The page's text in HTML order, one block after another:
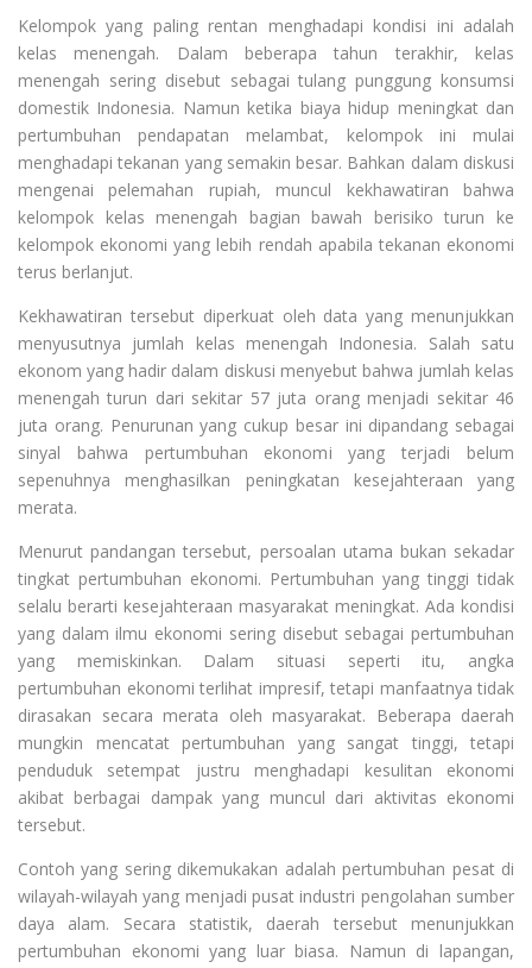
Kelompok yang paling rentan menghadapi kondisi ini adalah
kelas menengah. Dalam beberapa tahun terakhir, kelas
menengah sering disebut sebagai tulang punggung konsumsi
domestik Indonesia. Namun ketika biaya hidup meningkat dan
pertumbuhan pendapatan melambat, kelompok ini mulai
menghadapi tekanan yang semakin besar. Bahkan dalam diskusi
mengenai pelemahan rupiah, muncul kekhawatiran bahwa
kelompok kelas menengah bagian bawah berisiko turun ke
kelompok ekonomi yang lebih rendah apabila tekanan ekonomi
terus berlanjut.
Kekhawatiran tersebut diperkuat oleh data yang menunjukkan
menyusutnya jumlah kelas menengah Indonesia. Salah satu
ekonom yang hadir dalam diskusi menyebut bahwa jumlah kelas
menengah turun dari sekitar 57 juta orang menjadi sekitar 46
juta orang. Penurunan yang cukup besar ini dipandang sebagai
sinyal bahwa pertumbuhan ekonomi yang terjadi belum
sepenuhnya menghasilkan peningkatan kesejahteraan yang
merata.
Menurut pandangan tersebut, persoalan utama bukan sekadar
tingkat pertumbuhan ekonomi. Pertumbuhan yang tinggi tidak
selalu berarti kesejahteraan masyarakat meningkat. Ada kondisi
yang dalam ilmu ekonomi sering disebut sebagai pertumbuhan
yang memiskinkan. Dalam situasi seperti itu, angka
pertumbuhan ekonomi terlihat impresif, tetapi manfaatnya tidak
dirasakan secara merata oleh masyarakat. Beberapa daerah
mungkin mencatat pertumbuhan yang sangat tinggi, tetapi
penduduk setempat justru menghadapi kesulitan ekonomi
akibat berbagai dampak yang muncul dari aktivitas ekonomi
tersebut.
Contoh yang sering dikemukakan adalah pertumbuhan pesat di
wilayah-wilayah yang menjadi pusat industri pengolahan sumber
daya alam. Secara statistik, daerah tersebut menunjukkan
pertumbuhan ekonomi yang luar biasa. Namun di lapangan,